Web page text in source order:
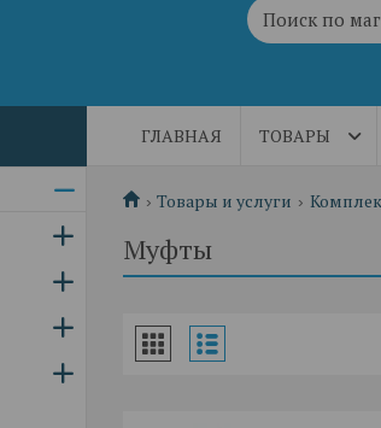
ГЛАВНАЯ ТОВАРЫ
Товары и услуги
Муфты